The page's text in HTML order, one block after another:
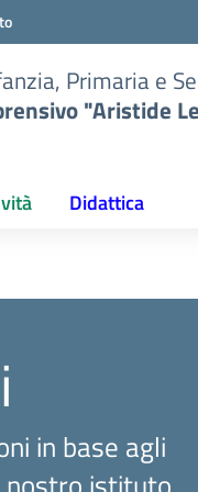
Primaria e
"Aristide
Didattica
in base agli